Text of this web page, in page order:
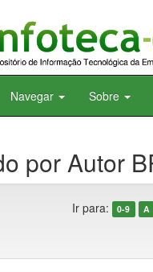
Navegar Sobre
por Autor
Ir para: 0-9 A